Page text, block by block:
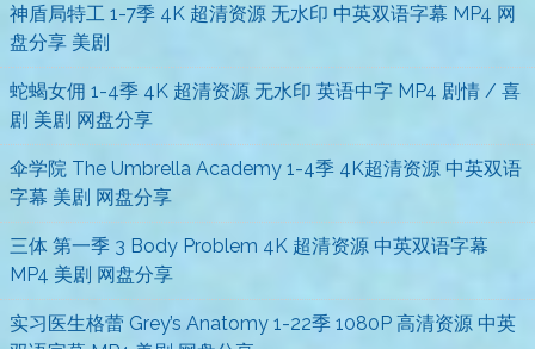
神盾局特工 1-7季 4K 超清资源 无水印 中英双语字幕 MP4 网
盘分享 美剧
蛇蝎女佣 1-4季 4K 超清资源 无水印 英语中字 MP4 剧情 / 喜
剧 美剧 网盘分享
伞学院 The Umbrella Academy 1-4季 4K超清资源 中英双语
字幕 美剧 网盘分享
三体 第一季 3 Body Problem 4K 超清资源 中英双语字幕
MP4 美剧 网盘分享
实习医生格蕾 Grey’s Anatomy 1-22季 1080P 高清资源 中英